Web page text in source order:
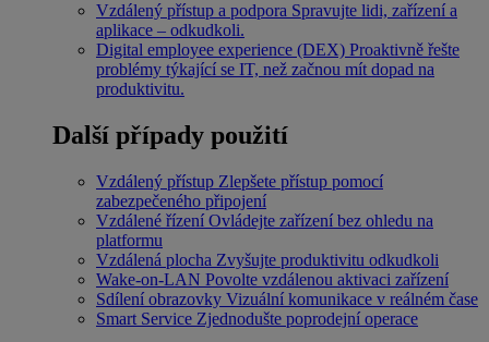
Vzdálený přístup a podpora Spravujte lidi, zařízení a
aplikace – odkudkoli.
Digital employee experience (DEX) Proaktivně řešte
problémy týkající se IT, než začnou mít dopad na
produktivitu.
Další případy použití
Vzdálený přístup Zlepšete přístup pomocí
zabezpečeného připojení
Vzdálené řízení Ovládejte zařízení bez ohledu na
platformu
Vzdálená plocha Zvyšujte produktivitu odkudkoli
Wake-on-LAN Povolte vzdálenou aktivaci zařízení
Sdílení obrazovky Vizuální komunikace v reálném čase
Smart Service Zjednodušte poprodejní operace